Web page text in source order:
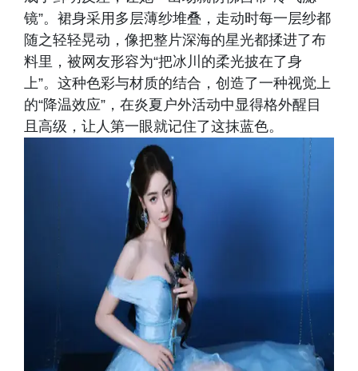
镜”。裙身采用多层薄纱堆叠，走动时每一层纱都
随之轻轻晃动，像把整片深海的星光都揉进了布
料里，被网友形容为“把冰川的柔光披在了身
上”。这种色彩与材质的结合，创造了一种视觉上
的“降温效应”，在炎夏户外活动中显得格外醒目
且高级，让人第一眼就记住了这抹蓝色。